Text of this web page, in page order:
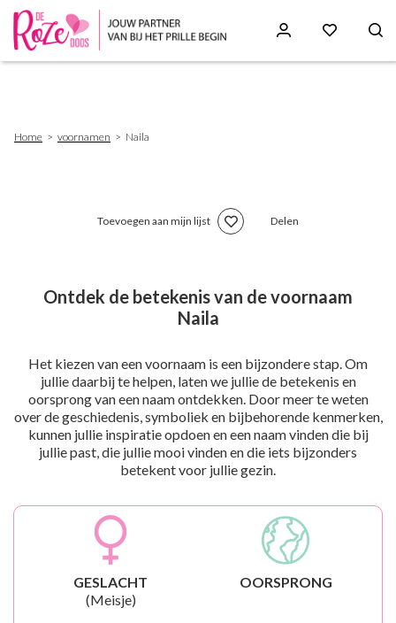
Home voornamen Naila
Toevoegen aan mijn lijst Delen
Ontdek de betekenis van de voornaam
Naila
Het kiezen van een voornaam is een bijzondere stap. Om
jullie daarbij te helpen, laten we jullie de betekenis en
oorsprong van een naam ontdekken. Door meer te weten
over de geschiedenis, symboliek en bijbehorende kenmerken,
kunnen jullie inspiratie opdoen en een naam vinden die bij
jullie past, die jullie mooi vinden en die iets bijzonders
betekent voor jullie gezin.
GESLACHT
(Meisje)
OORSPRONG